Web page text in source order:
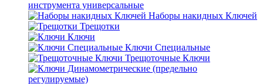
инструмента универсальные
Наборы накидных Ключей
Трещотки
Ключи
Ключи Специальные
Трещоточные Ключи